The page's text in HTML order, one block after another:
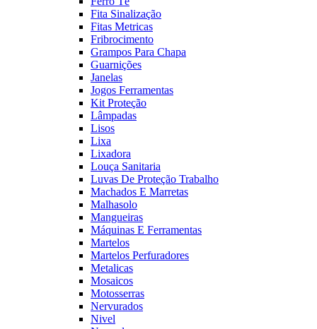
Fita Sinalização
Fitas Metricas
Fribrocimento
Grampos Para Chapa
Guarnições
Janelas
Jogos Ferramentas
Kit Proteção
Lâmpadas
Lisos
Lixa
Lixadora
Louça Sanitaria
Luvas De Proteção Trabalho
Machados E Marretas
Malhasolo
Mangueiras
Máquinas E Ferramentas
Martelos
Martelos Perfuradores
Metalicas
Mosaicos
Motosserras
Nervurados
Nivel